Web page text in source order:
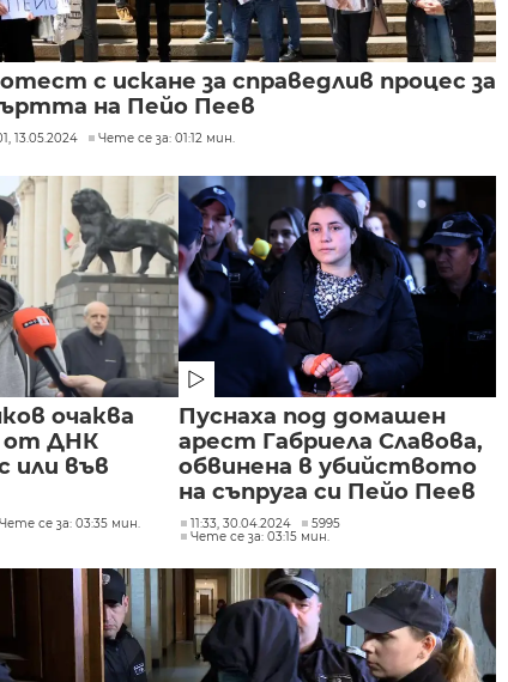
с искане за справедлив процес за
на Пейо Пеев
13.05.2024 Чете се за: 01:12 мин.
очаква
от ДНК
или във
Чете се за: 03:35 мин.
Пуснаха под домашен
арест Габриела Славова,
обвинена в убийството
на съпруга си Пейо Пеев
11:33, 30.04.2024
5995
Чете се за: 03:15 мин.